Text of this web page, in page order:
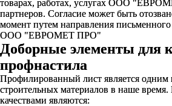
товарах, работах, услугах ООО
партнеров. Согласие может быть
момент путем направления
ООО "ЕВРОМЕТ ПРО"
Доборные элементы для
профнастила
Профилированный лист является
строительных материалов в наше
качествами являются: